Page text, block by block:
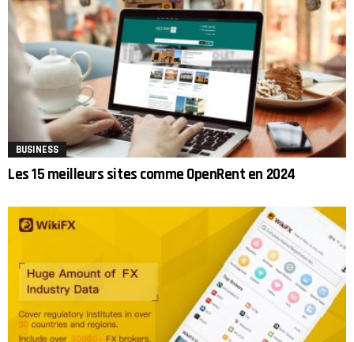
BUSINESS
Les 15 meilleurs sites comme OpenRent en 2024